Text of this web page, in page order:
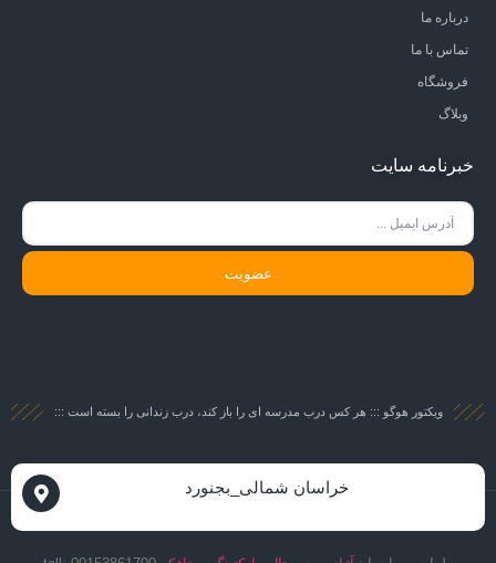
درباره ما
تماس با ما
فروشگاه
وبلاگ
خبرنامه سایت
عضویت
ویکتور هوگو ::: هر کس درب مدرسه ای را باز کند، درب زندانی را بسته است :::
خراسان شمالی_بجنورد